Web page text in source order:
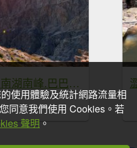
審馬陣山.南湖北山.南湖南峰.巴巴山.南湖大山【帝王之山 豈容凡夫造次】
使用體驗及統計網路流量相
同意我們使用 Cookies。若
聲明 。